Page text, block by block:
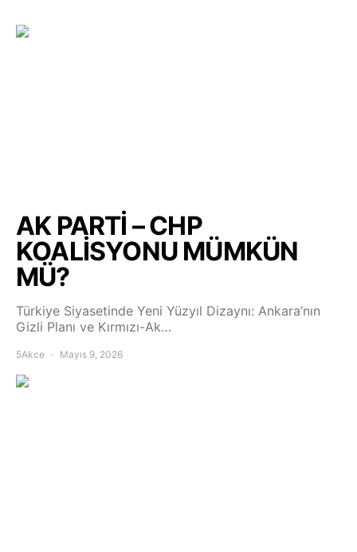
AK PARTİ – CHP
KOALİSYONU MÜMKÜN
MÜ?
Türkiye Siyasetinde Yeni Yüzyıl Dizaynı: Ankara’nın
Gizli Planı ve Kırmızı-Ak…
5Akce Mayıs 9, 2026